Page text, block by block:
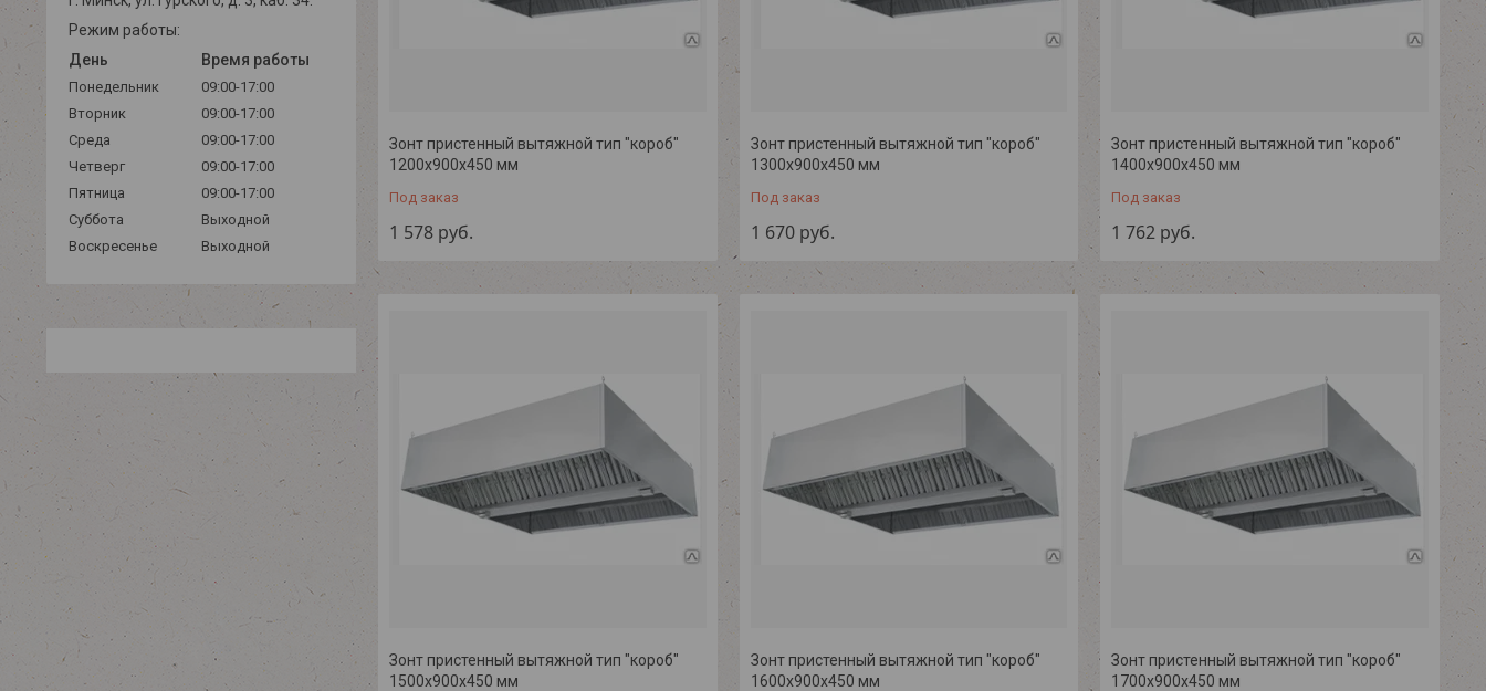
Зонт пристенный вытяжной тип "короб"
1200х900х450 мм
Под заказ
1 578 руб.
Зонт пристенный вытяжной тип "короб"
1300х900х450 мм
Под заказ
1 670 руб.
Зонт пристенный вытяжной тип "короб"
1400х900х450 мм
Под заказ
1 762 руб.
Зонт пристенный вытяжной тип "короб"
1500х900х450 мм
Зонт пристенный вытяжной тип "короб"
1600х900х450 мм
Зонт пристенный вытяжной тип "короб"
1700х900х450 мм
Режим работы:
День
Время работы
Понедельник
09:00-17:00
Вторник
09:00-17:00
Среда
09:00-17:00
Четверг
09:00-17:00
Пятница
09:00-17:00
Суббота
Выходной
Воскресенье
Выходной